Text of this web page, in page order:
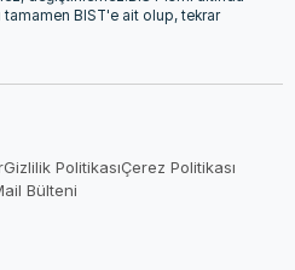
tamamen BIST'e ait olup, tekrar
Gizlilik PolitikasıÇerez Politikası
Bülteni